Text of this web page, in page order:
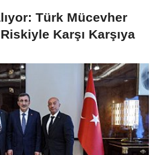
Türk Mücevher
Karşı Karşıya